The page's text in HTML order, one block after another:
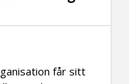
får sitt